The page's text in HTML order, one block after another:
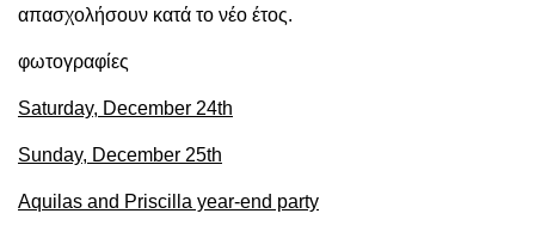
απασχολήσουν κατά το νέο έτος.
φωτογραφίες
Saturday, December 24th
Sunday, December 25th
Aquilas and Priscilla year-end party